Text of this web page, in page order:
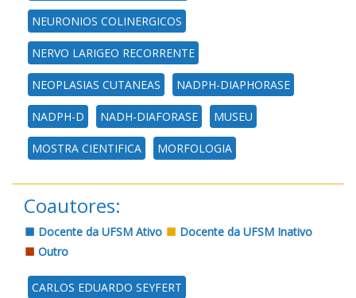
NEURONIOS COLINERGICOS
NERVO LARIGEO RECORRENTE
NEOPLASIAS CUTANEAS NADPH-DIAPHORASE
NADPH-D NADH-DIAFORASE MUSEU
MOSTRA CIENTIFICA MORFOLOGIA
Coautores:
Docente da UFSM Ativo
Docente da UFSM Inativo
Outro
CARLOS EDUARDO SEYFERT